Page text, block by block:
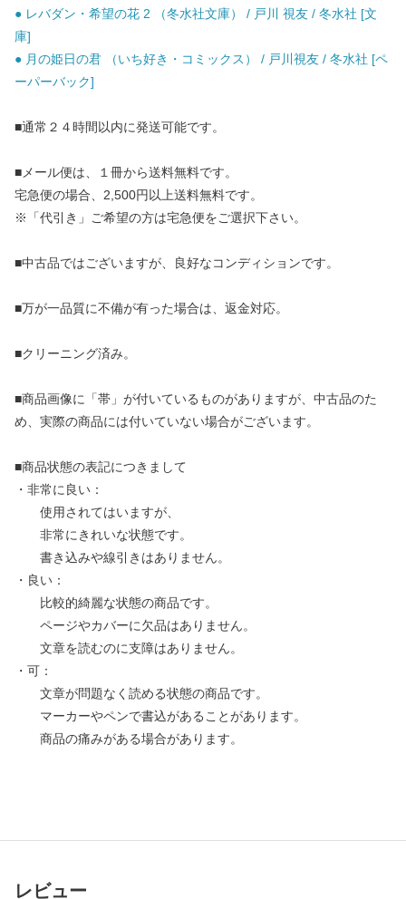
● レバダン・希望の花 2 （冬水社文庫） / 戸川 視友 / 冬水社 [文
庫]
● 月の姫日の君 （いち好き・コミックス） / 戸川視友 / 冬水社 [ペ
ーパーバック]
■通常２４時間以内に発送可能です。
■メール便は、１冊から送料無料です。
宅急便の場合、2,500円以上送料無料です。
※「代引き」ご希望の方は宅急便をご選択下さい。
■中古品ではございますが、良好なコンディションです。
■万が一品質に不備が有った場合は、返金対応。
■クリーニング済み。
■商品画像に「帯」が付いているものがありますが、中古品のた
め、実際の商品には付いていない場合がございます。
■商品状態の表記につきまして
・非常に良い：
使用されてはいますが、
非常にきれいな状態です。
書き込みや線引きはありません。
・良い：
比較的綺麗な状態の商品です。
ページやカバーに欠品はありません。
文章を読むのに支障はありません。
・可：
文章が問題なく読める状態の商品です。
マーカーやペンで書込があることがあります。
商品の痛みがある場合があります。
レビュー